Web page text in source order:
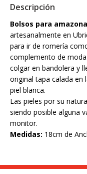
Descripción
Bolsos para
artesanalmente en
para ir de romería
complemento de
colgar en bandolera y
original tapa calada en
piel blanca.
Las pieles por su
siendo posible alguna
monitor.
Medidas: 18cm de